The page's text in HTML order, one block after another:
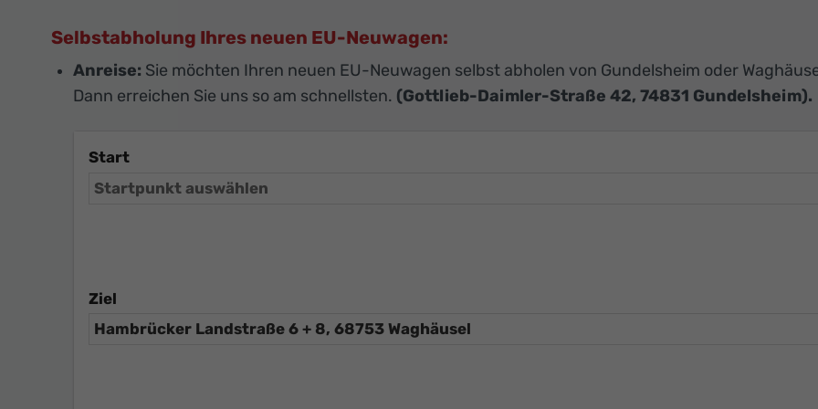
Selbstabholung Ihres neuen EU-Neuwagen:
Anreise: Sie möchten Ihren neuen EU-Neuwagen selbst abholen von Gundelsheim oder
Dann erreichen Sie uns so am schnellsten. (Gottlieb-Daimler-Straße 42, 74831 Gundelsheim).
Start
Ziel